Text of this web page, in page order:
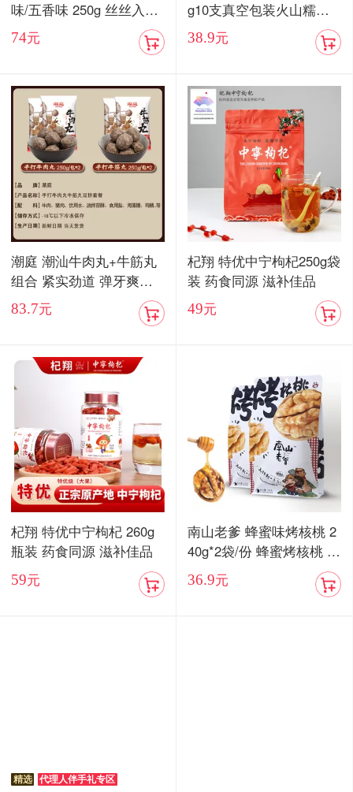
味/五香味 250g 丝丝入味
入口化渣
74元
g10支真空包装火山糯玉
米
38.9元
潮庭 潮汕牛肉丸+牛筋丸
组合 紧实劲道 弹牙爽口
顺丰包邮
83.7元
杞翔 特优中宁枸杞250g袋
装 药食同源 滋补佳品
49元
杞翔 特优中宁枸杞 260g
瓶装 药食同源 滋补佳品
59元
南山老爹 蜂蜜味烤核桃 2
40g*2袋/份 蜂蜜烤核桃 酥
脆香甜
36.9元
精选 代理人伴手礼专区